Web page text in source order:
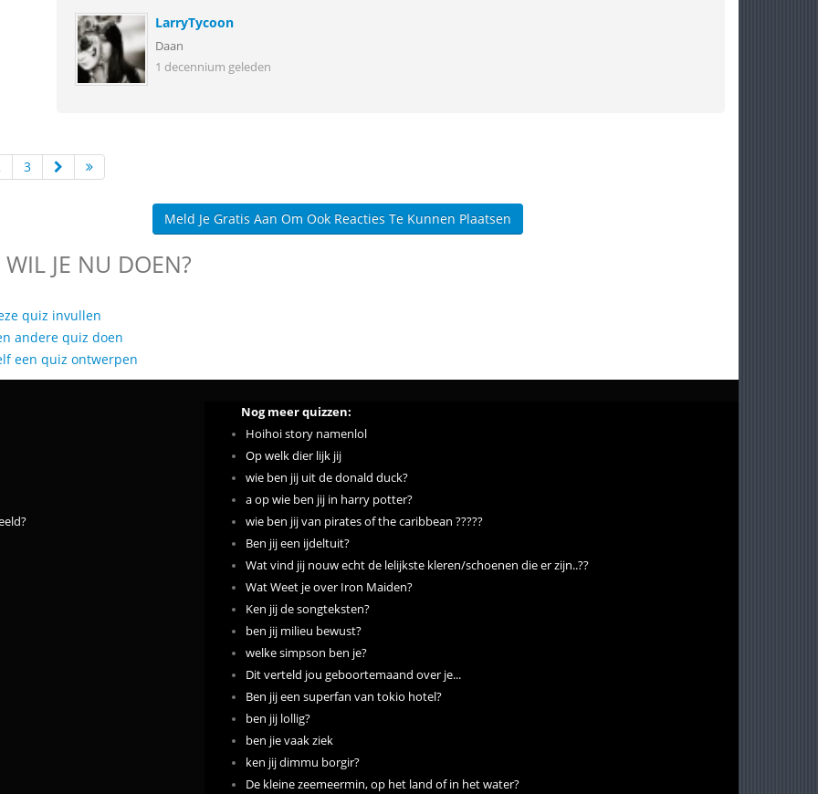
LarryTycoon
Daan
1 decennium geleden
3
Meld Je Gratis Aan Om Ook Reacties Te Kunnen Plaatsen
JE NU DOEN?
quiz invullen
andere quiz doen
een quiz ontwerpen
Nog meer quizzen:
Hoihoi story namenlol
Op welk dier lijk jij
wie ben jij uit de donald duck?
a op wie ben jij in harry potter?
wie ben jij van pirates of the caribbean ?????
Ben jij een ijdeltuit?
Wat vind jij nouw echt de lelijkste kleren/schoenen die er zijn..??
Wat Weet je over Iron Maiden?
Ken jij de songteksten?
ben jij milieu bewust?
welke simpson ben je?
Dit verteld jou geboortemaand over je...
Ben jij een superfan van tokio hotel?
ben jij lollig?
ben jie vaak ziek
ken jij dimmu borgir?
De kleine zeemeermin, op het land of in het water?